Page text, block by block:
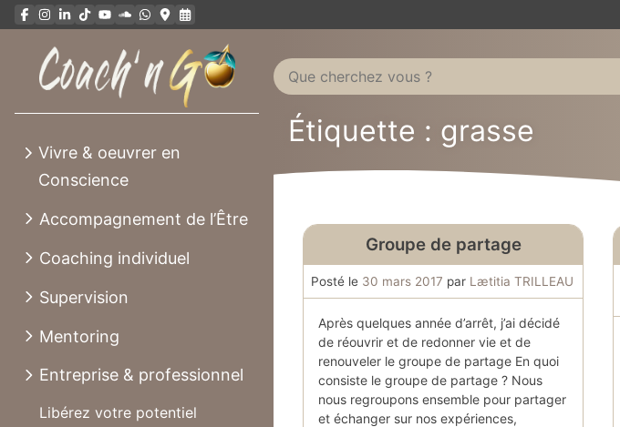
contenu
Vivre & oeuvrer en
Conscience
Accompagnement de l’Être
Coaching individuel
Supervision
Mentoring
Entreprise & professionnel
Libérez votre potentiel
Étiquette : grasse
Groupe de partage
Posté le 30 mars 2017 par Lætitia TRILLEAU
Après quelques année d’arrêt, j’ai décidé
de réouvrir et de redonner vie et de
renouveler le groupe de partage En quoi
consiste le groupe de partage ? Nous
nous regroupons ensemble pour partager
et échanger sur nos expériences,